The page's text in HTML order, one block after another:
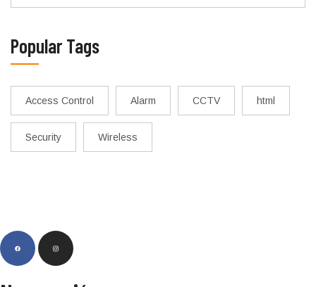
Popular Tags
Access Control Alarm CCTV html
Security Wireless